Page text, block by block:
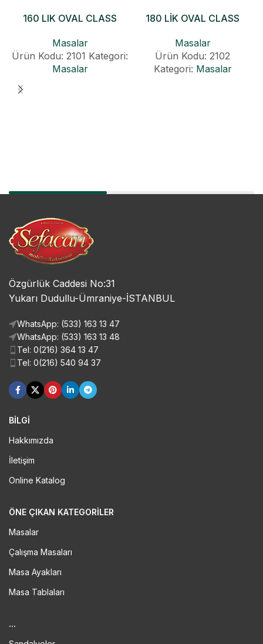
160 LIK OVAL CLASS
Masalar
Ürün Kodu: 2101 Kategori:
Masalar
180 LİK OVAL CLASS
Masalar
Ürün Kodu: 2102
Kategori: Masalar
Özgürlük Caddesi No:31
Yukarı Dudullu-Ümraniye-İSTANBUL
WhatsApp: (533) 163 13 47
WhatsApp: (533) 163 13 48
Tel: 0(216) 364 13 47
Tel: 0(216) 540 94 37
BİLGİ
Hakkımızda
İletişim
Online Katalog
ÖNE ÇIKAN KATEGORILER
Masalar
Çalışma Masaları
Masa Ayakları
Masa Tablaları
...